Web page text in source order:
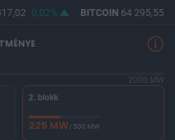
0,02% BITCOIN64 295,55
2000 MW
2. blokk
225 MW/ 500 MW